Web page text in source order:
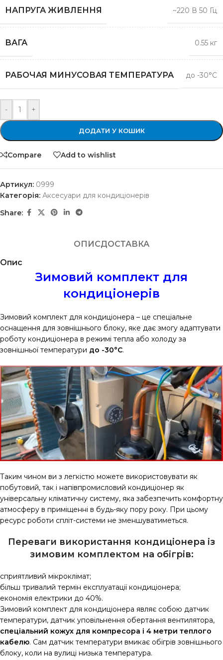
НАПРУГА ЖИВЛЕННЯ ~220 В 50 Гц
ВАГА 0.55 кг
РАБОЧАЯ МИНУСОВАЯ ТЕМПЕРАТУРА до -30°C
- +
ДОДАТИ У КОШИК
Compare Add to wishlist
Артикул: 0999
Категорія: Аксесуари для кондиціонерів
Share:
ОПИСДОСТАВКА
Опис
Зимовий комплект для
кондиціонерів
Зимовий комплект для кондиціонера – це спеціальне
оснащення для зовнішнього блоку, яке дає змогу адаптувати
роботу кондиціонера в режимі тепла або холоду за
зовнішньої температури до -30°С.
Таким чином ви з легкістю можете використовувати як
побутовий, так і напівпромисловий кондиціонер як
універсальну кліматичну систему, яка забезпечить комфортну
атмосферу в приміщенні в будь-яку пору року. При цьому
ресурс роботи спліт-системи не зменшуватиметься.
Переваги використання кондиціонера із
зимовим комплектом на обігрів:
сприятливий мікроклімат;
більш тривалий термін експлуатації кондиціонера;
економія електрики до 40%.
Зимовий комплект для кондиціонера являє собою датчик
температури, датчик уповільнення обертання вентилятора,
спеціальний кожух для компресора і 4 метри теплого
кабелю. Сам датчик температури вмикає обігрів зовнішнього
блоку, коли на вулиці низька температура.